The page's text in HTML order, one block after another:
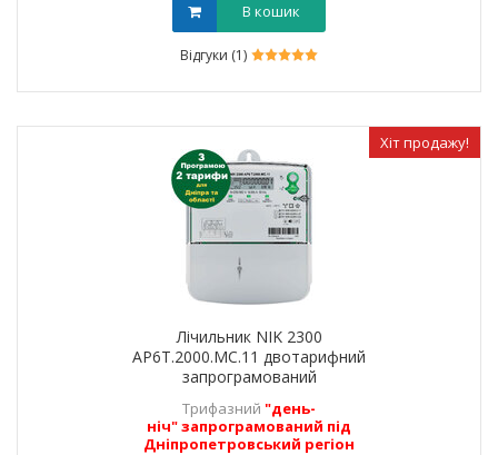
В кошик
Відгуки (1)
Хіт продажу!
Лічильник NIK 2300
AP6Т.2000.МC.11 двотарифний
запрограмований
Трифазний "день-
ніч" запрограмований під
Дніпропетровський регіон